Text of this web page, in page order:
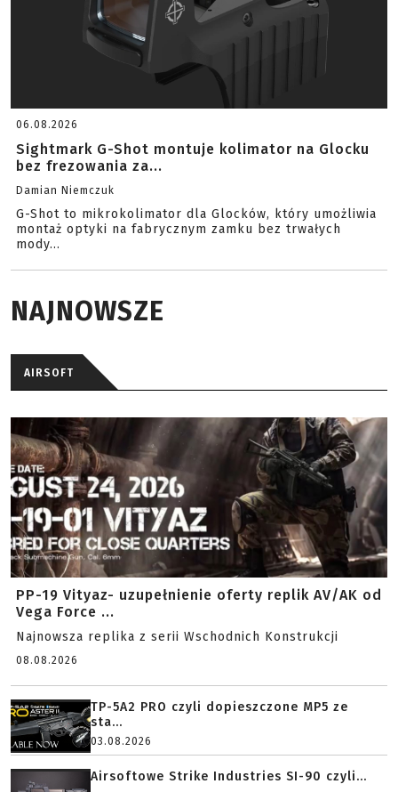
06.08.2026
Sightmark G-Shot montuje kolimator na Glocku
bez frezowania za...
Damian Niemczuk
G-Shot to mikrokolimator dla Glocków, który umożliwia
montaż optyki na fabrycznym zamku bez trwałych
mody...
NAJNOWSZE
AIRSOFT
PP-19 Vityaz- uzupełnienie oferty replik AV/AK od
Vega Force ...
Najnowsza replika z serii Wschodnich Konstrukcji
08.08.2026
TP-5A2 PRO czyli dopieszczone MP5 ze
sta...
03.08.2026
Airsoftowe Strike Industries SI-90 czyli...